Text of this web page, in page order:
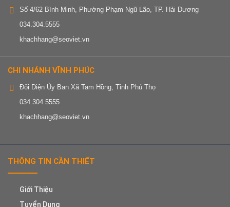
Số 4/62 Bình Minh, Phường Phạm Ngũ Lão, TP. Hải Dương
034.304.5555
khachhang@seoviet.vn
CHI NHÁNH VĨNH PHÚC
Đối Diện Ủy Ban Xã Tam Hồng, Tỉnh Phú Thọ
034.304.5555
khachhang@seoviet.vn
THÔNG TIN CẦN THIẾT
Giới Thiệu
Tuyển Dụng